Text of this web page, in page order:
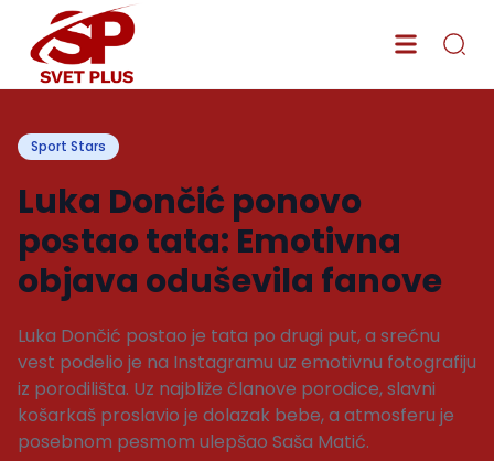
Sport Stars
Luka Dončić ponovo
postao tata: Emotivna
objava oduševila fanove
Luka Dončić postao je tata po drugi put, a srećnu
vest podelio je na Instagramu uz emotivnu fotografiju
iz porodilišta. Uz najbliže članove porodice, slavni
košarkaš proslavio je dolazak bebe, a atmosferu je
posebnom pesmom ulepšao Saša Matić.